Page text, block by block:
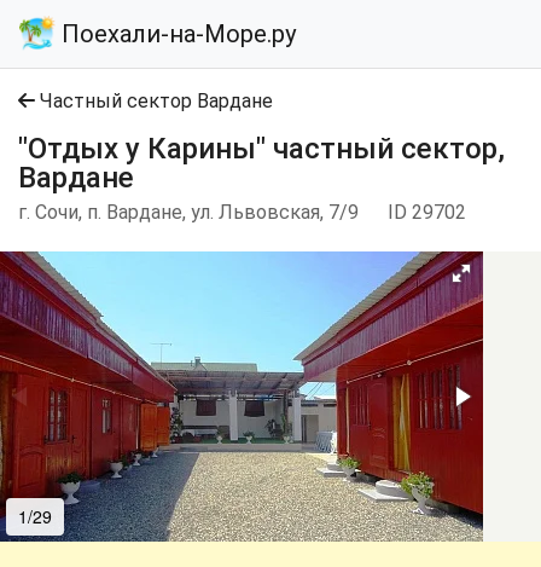
Поехали-на-Море.ру
Частный сектор Вардане
"Отдых у Карины" частный сектор,
Вардане
г. Сочи, п. Вардане, ул. Львовская, 7/9 ID 29702
1/29